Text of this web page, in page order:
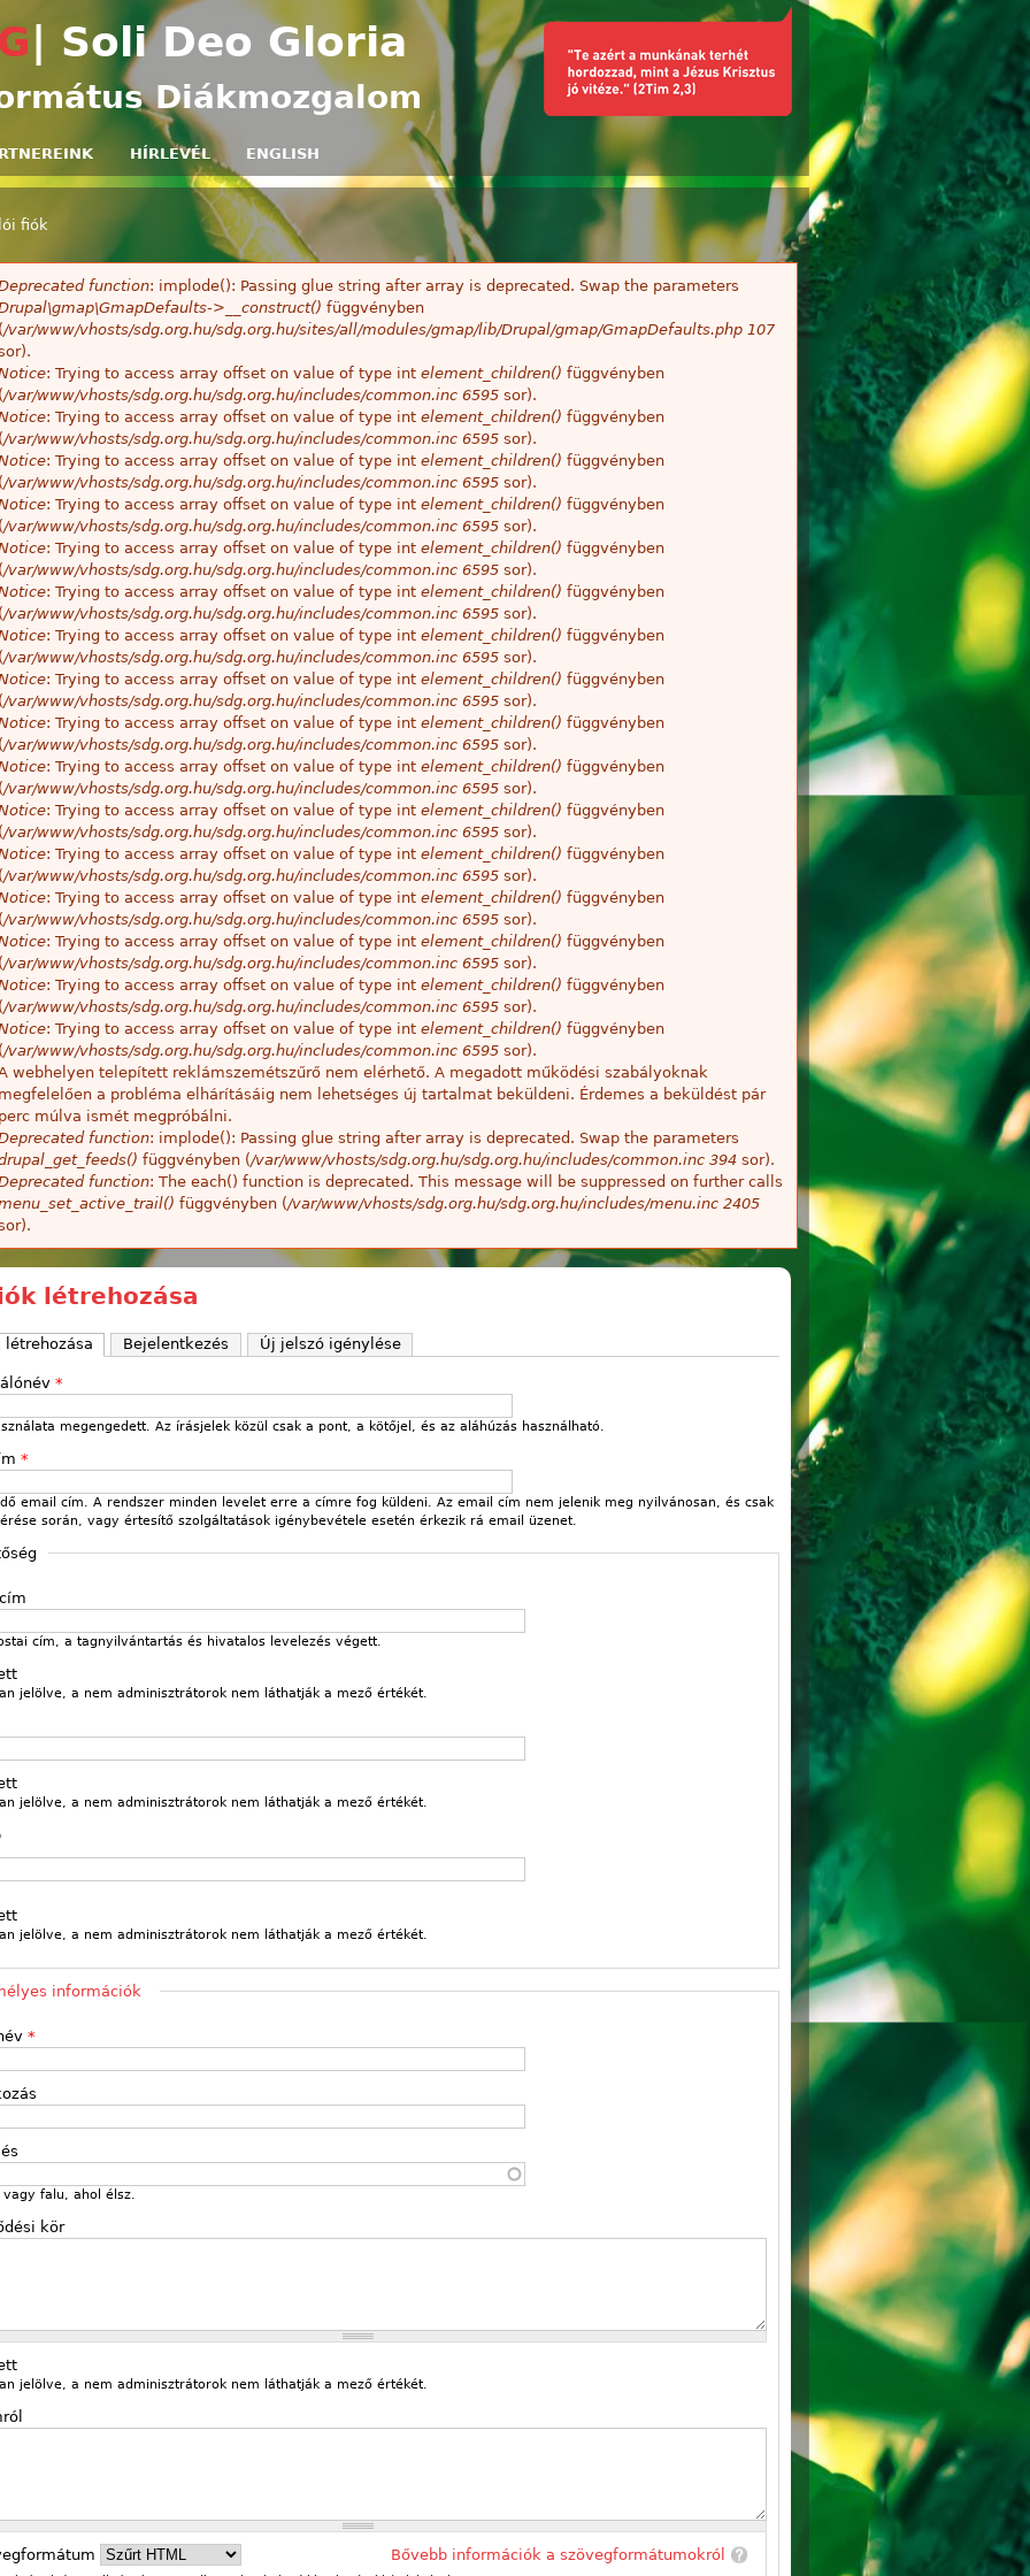
Ugrás a tartalomra
| Soli Deo Gloria
Diákmozgalom
HÍRLEVÉL ENGLISH
hely
fiók
function: implode(): Passing glue string after array is deprecated. Swap the parameters
>__construct() függvényben
(/var/www/vhosts/sdg.org.hu/sdg.org.hu/sites/all/modules/gmap/lib/Drupal/gmap/GmapDefaults.php 107
: Trying to access array offset on value of type int element_children() függvényben
(/var/www/vhosts/sdg.org.hu/sdg.org.hu/includes/common.inc 6595 sor).
: Trying to access array offset on value of type int element_children() függvényben
(/var/www/vhosts/sdg.org.hu/sdg.org.hu/includes/common.inc 6595 sor).
: Trying to access array offset on value of type int element_children() függvényben
(/var/www/vhosts/sdg.org.hu/sdg.org.hu/includes/common.inc 6595 sor).
: Trying to access array offset on value of type int element_children() függvényben
(/var/www/vhosts/sdg.org.hu/sdg.org.hu/includes/common.inc 6595 sor).
: Trying to access array offset on value of type int element_children() függvényben
(/var/www/vhosts/sdg.org.hu/sdg.org.hu/includes/common.inc 6595 sor).
: Trying to access array offset on value of type int element_children() függvényben
(/var/www/vhosts/sdg.org.hu/sdg.org.hu/includes/common.inc 6595 sor).
: Trying to access array offset on value of type int element_children() függvényben
(/var/www/vhosts/sdg.org.hu/sdg.org.hu/includes/common.inc 6595 sor).
: Trying to access array offset on value of type int element_children() függvényben
(/var/www/vhosts/sdg.org.hu/sdg.org.hu/includes/common.inc 6595 sor).
: Trying to access array offset on value of type int element_children() függvényben
(/var/www/vhosts/sdg.org.hu/sdg.org.hu/includes/common.inc 6595 sor).
: Trying to access array offset on value of type int element_children() függvényben
(/var/www/vhosts/sdg.org.hu/sdg.org.hu/includes/common.inc 6595 sor).
: Trying to access array offset on value of type int element_children() függvényben
(/var/www/vhosts/sdg.org.hu/sdg.org.hu/includes/common.inc 6595 sor).
: Trying to access array offset on value of type int element_children() függvényben
(/var/www/vhosts/sdg.org.hu/sdg.org.hu/includes/common.inc 6595 sor).
: Trying to access array offset on value of type int element_children() függvényben
(/var/www/vhosts/sdg.org.hu/sdg.org.hu/includes/common.inc 6595 sor).
: Trying to access array offset on value of type int element_children() függvényben
(/var/www/vhosts/sdg.org.hu/sdg.org.hu/includes/common.inc 6595 sor).
: Trying to access array offset on value of type int element_children() függvényben
(/var/www/vhosts/sdg.org.hu/sdg.org.hu/includes/common.inc 6595 sor).
: Trying to access array offset on value of type int element_children() függvényben
(/var/www/vhosts/sdg.org.hu/sdg.org.hu/includes/common.inc 6595 sor).
webhelyen telepített reklámszemétszűrő nem elérhető. A megadott működési szabályoknak
megfelelően a probléma elhárításáig nem lehetséges új tartalmat beküldeni. Érdemes a beküldést pár
perc múlva ismét megpróbálni.
function: implode(): Passing glue string after array is deprecated. Swap the parameters
függvényben (/var/www/vhosts/sdg.org.hu/sdg.org.hu/includes/common.inc 394 sor).
function: The each() function is deprecated. This message will be suppressed on further calls
függvényben (/var/www/vhosts/sdg.org.hu/sdg.org.hu/includes/menu.inc 2405
létrehozása
létrehozása (aktív fül)
Bejelentkezés Új jelszó igénylése
*
megengedett. Az írásjelek közül csak a pont, a kötőjel, és az aláhúzás használható.
*
email cím. A rendszer minden levelet erre a címre fog küldeni. Az email cím nem jelenik meg nyilvánosan, és csak
során, vagy értesítő szolgáltatások igénybevétele esetén érkezik rá email üzenet.
cím, a tagnyilvántartás és hivatalos levelezés végett.
jelölve, a nem adminisztrátorok nem láthatják a mező értékét.
jelölve, a nem adminisztrátorok nem láthatják a mező értékét.
jelölve, a nem adminisztrátorok nem láthatják a mező értékét.
információk
*
falu, ahol élsz.
kör
jelölve, a nem adminisztrátorok nem láthatják a mező értékét.
Bővebb információk a szövegformátumokról